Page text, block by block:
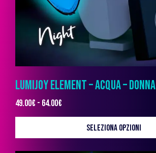
LUMIJOY ELEMENT – ACQUA – DONNA
49.00€ - 64.00€
SELEZIONA OPZIONI